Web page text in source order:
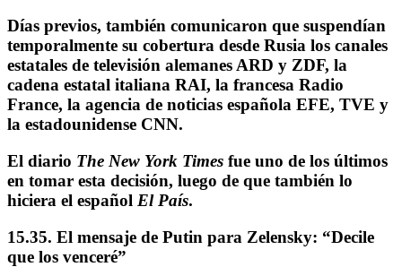
Días previos, también comunicaron que suspendían
temporalmente su cobertura desde Rusia los canales
estatales de televisión alemanes ARD y ZDF, la
cadena estatal italiana RAI, la francesa Radio
France, la agencia de noticias española EFE, TVE y
la estadounidense CNN.
El diario The New York Times fue uno de los últimos
en tomar esta decisión, luego de que también lo
hiciera el español El País.
15.35. El mensaje de Putin para Zelensky: “Decile
que los venceré”